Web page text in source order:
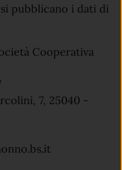
pubblicano i dati di
Cooperativa
7, 25040 -